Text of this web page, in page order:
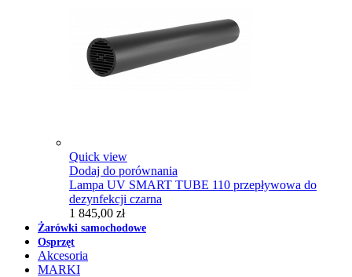
Quick view
Dodaj do porównania
Lampa UV SMART TUBE 110 przepływowa do
dezynfekcji czarna
1 845,00 zł
Żarówki samochodowe
Osprzęt
Akcesoria
MARKI